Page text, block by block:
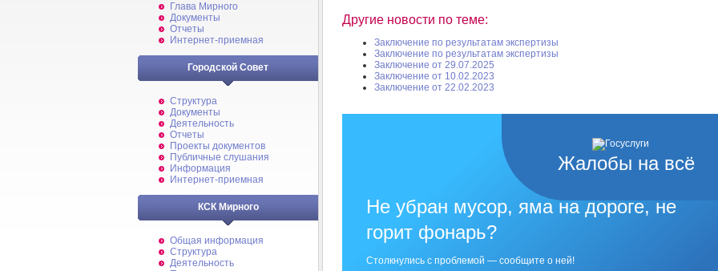
Глава Мирного
Документы
Отчеты
Интернет-приемная
Городской Совет
Структура
Документы
Деятельность
Отчеты
Проекты документов
Публичные слушания
Информация
Интернет-приемная
КСК Мирного
Общая информация
Структура
Деятельность
Другие новости по теме:
Заключение по результатам экспертизы
Заключение по результатам экспертизы
Заключение от 29.07.2025
Заключение от 10.02.2023
Заключение от 22.02.2023
Жалобы на всё
Не убран мусор, яма на дороге, не
горит фонарь?
Столкнулись с проблемой — сообщите о ней!